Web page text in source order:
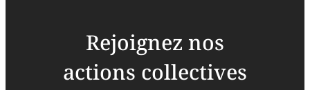
Rejoignez nos
actions collectives